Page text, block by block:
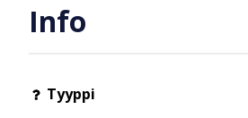
Info
Tyyppi